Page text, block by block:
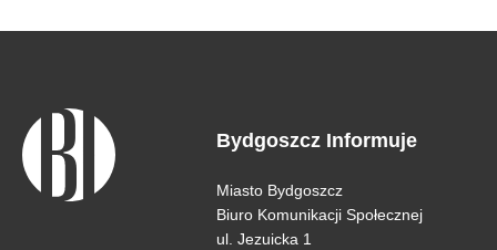
Bydgoszcz Informuje
Miasto Bydgoszcz
Biuro Komunikacji Społecznej
ul. Jezuicka 1